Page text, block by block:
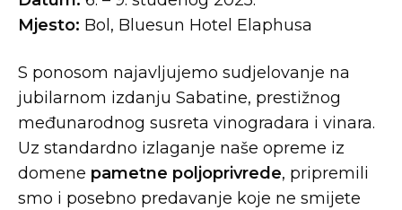
Mjesto: Bol, Bluesun Hotel Elaphusa
S ponosom najavljujemo sudjelovanje na
jubilarnom izdanju Sabatine, prestižnog
međunarodnog susreta vinogradara i vinara.
Uz standardno izlaganje naše opreme iz
domene pametne poljoprivrede, pripremili
smo i posebno predavanje koje ne smijete